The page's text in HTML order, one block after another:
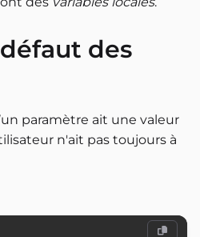
des
paramètre ait une valeur
n'ait pas toujours à